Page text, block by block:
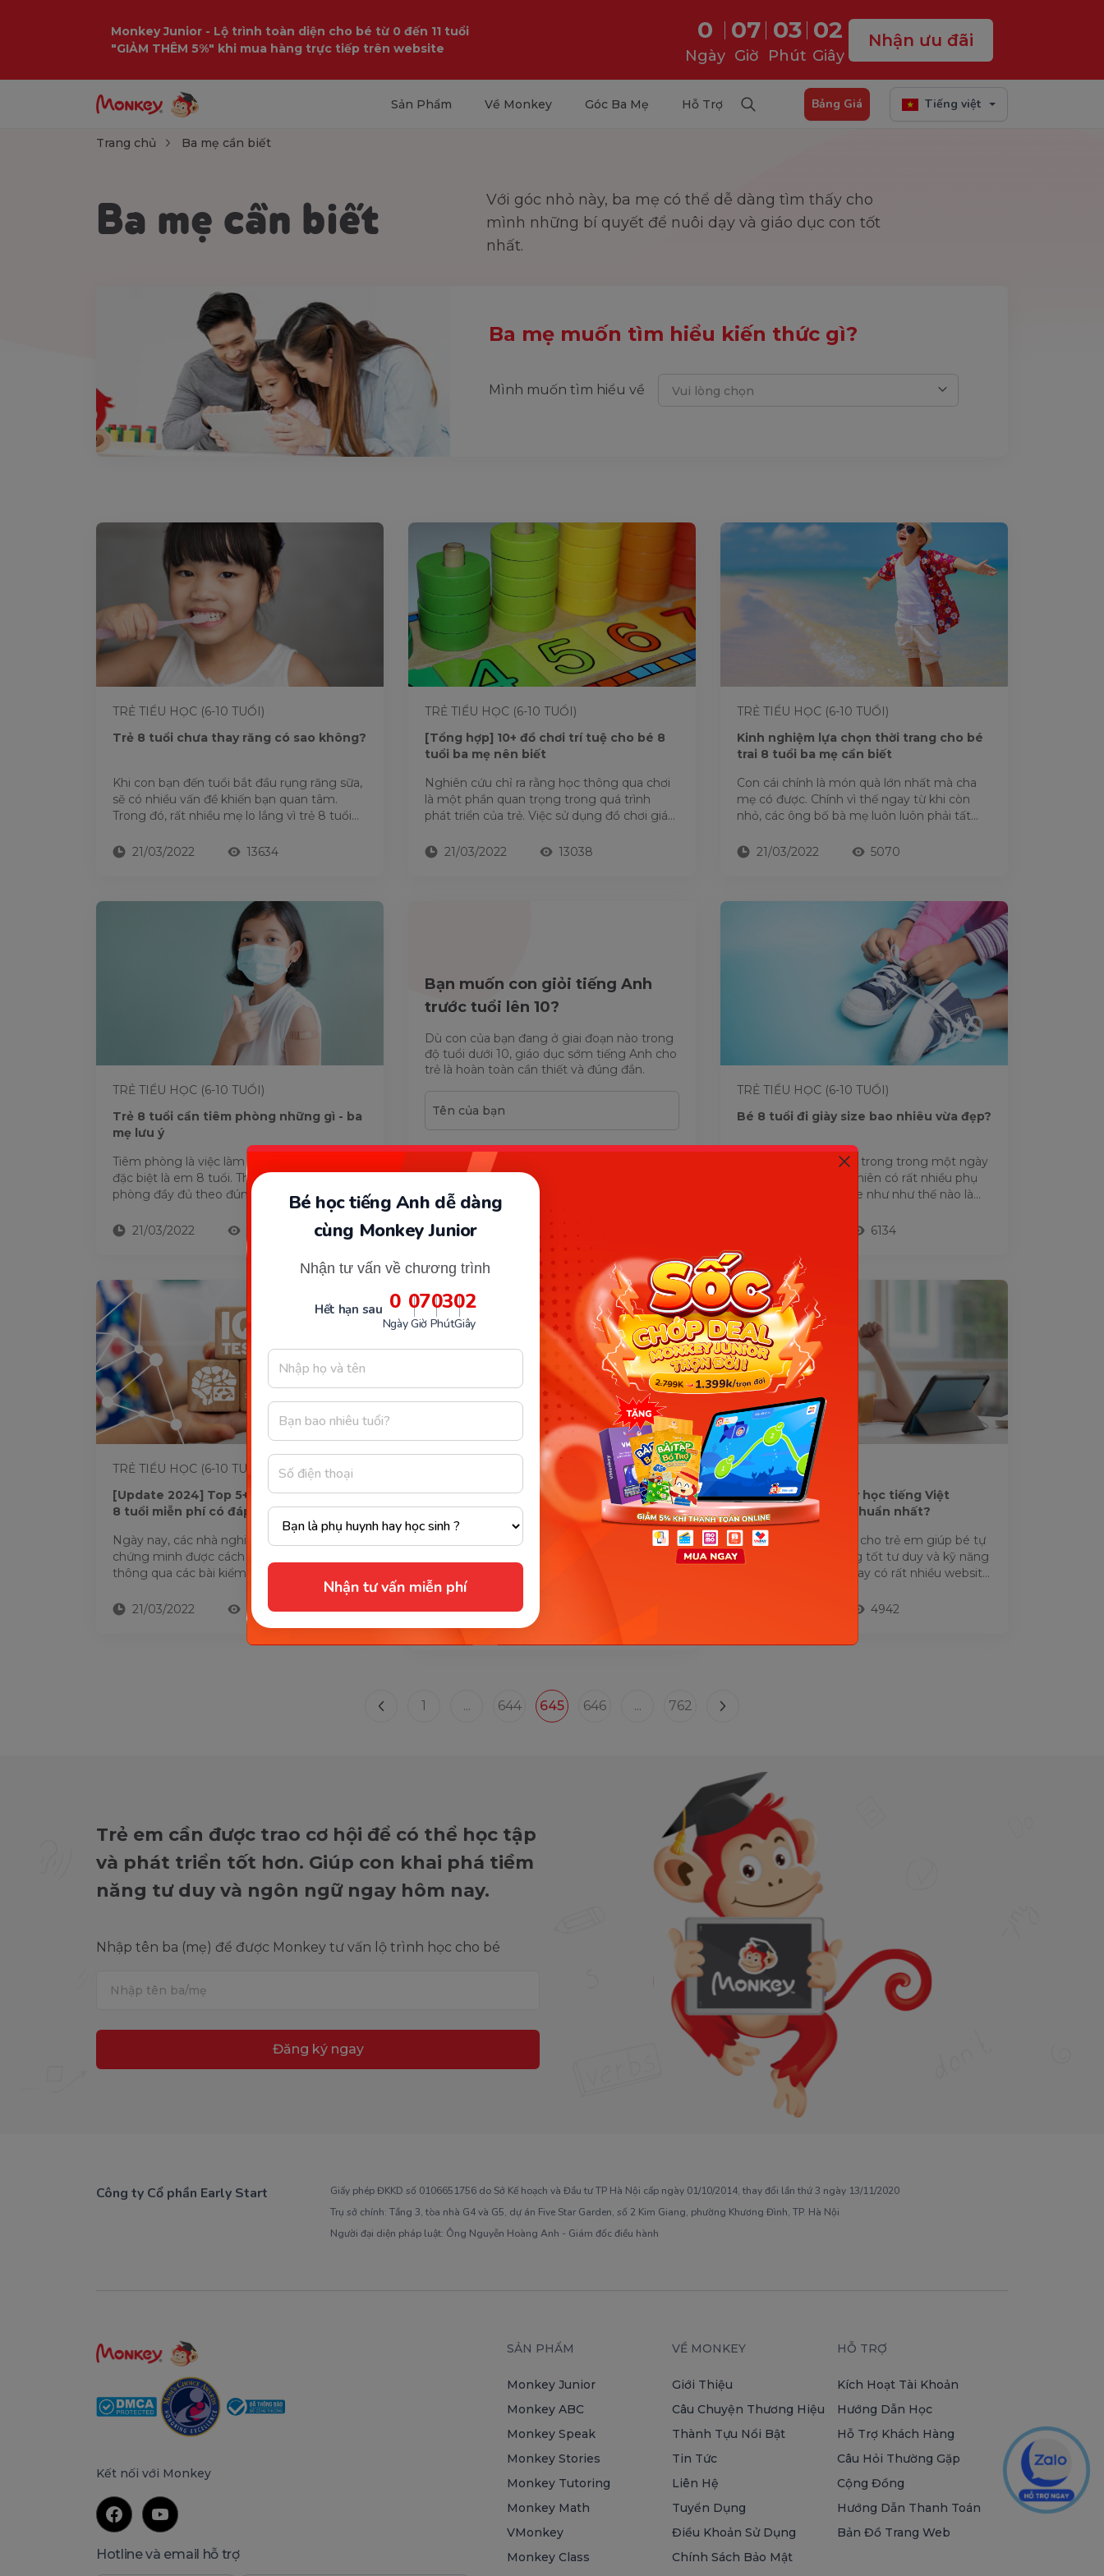
Monkey Junior - Lộ trình toàn diện cho bé từ 0 đến 11 tuổi
"GIẢM THÊM 5%" khi mua hàng trực tiếp trên website
0
Ngày
07
Giờ
03
Phút
01
Giây
Nhận ưu đãi
Sản Phẩm Về Monkey Góc Ba Mẹ Hỗ Trợ Bảng Giá Tiếng việt
Bé học tiếng Anh dễ dàng
cùng Monkey Junior
Nhận tư vấn về chương trình
Hết hạn sau 0
Ngày
07
Giờ
03
Phút
01
Giây
Nhận tư vấn miễn phí
Trang chủ Ba mẹ cần biết
Ba mẹ cần biết
Với góc nhỏ này, ba mẹ có thể dễ dàng tìm thấy cho
mình những bí quyết để nuôi dạy và giáo dục con tốt
nhất.
Ba mẹ muốn tìm hiểu kiến thức gì?
Mình muốn tìm hiểu về Vui lòng chọn
TRẺ TIỂU HỌC (6-10 TUỔI)
Trẻ 8 tuổi chưa thay răng có sao không?
Khi con bạn đến tuổi bắt đầu rụng răng sữa,
sẽ có nhiều vấn đề khiến bạn quan tâm.
Trong đó, rất nhiều mẹ lo lắng vì trẻ 8 tuổi
21/03/2022
13634
TRẺ TIỂU HỌC (6-10 TUỔI)
[Tổng hợp] 10+ đồ chơi trí tuệ cho bé 8
tuổi ba mẹ nên biết
Nghiên cứu chỉ ra rằng học thông qua chơi
là một phần quan trọng trong quá trình
phát triển của trẻ. Việc sử dụng đồ chơi giáo
21/03/2022
13038
TRẺ TIỂU HỌC (6-10 TUỔI)
Kinh nghiệm lựa chọn thời trang cho bé
trai 8 tuổi ba mẹ cần biết
Con cái chính là món quà lớn nhất mà cha
mẹ có được. Chính vì thế ngay từ khi còn
nhỏ, các ông bố bà mẹ luôn luôn phải tất
21/03/2022
5070
TRẺ TIỂU HỌC (6-10 TUỔI)
Trẻ 8 tuổi cần tiêm phòng những gì - ba
mẹ lưu ý
Tiêm phòng là việc làm cần thiết cho trẻ em,
đặc biệt là em 8 tuổi. Theo đó, trẻ được tiêm
phòng đầy đủ theo đúng lịch sẽ có cơ thể
21/03/2022
Bạn muốn con giỏi tiếng Anh
trước tuổi lên 10?
Dù con của bạn đang ở giai đoạn nào trong
độ tuổi dưới 10, giáo dục sớm tiếng Anh cho
trẻ là hoàn toàn cần thiết và đúng đắn.
Nhận Tư Vấn Miễn Phí
TRẺ TIỂU HỌC (6-10 TUỔI)
Bé 8 tuổi đi giày size bao nhiêu vừa đẹp?
Giày là đồ dùng quan trong trong một ngày
dài của trẻ nhỏ, tuy nhiên có rất nhiều phụ
huynh không biết size như như thế nào là
6134
TRẺ TIỂU HỌC (6-10 TUỔI)
[Update 2024] Top 5+ bài test IQ cho trẻ
8 tuổi miễn phí có đáp án
Ngày nay, các nhà nghiên cứu tâm lý đã
chứng minh được cách đo lường IQ của trẻ
thông qua các bài kiểm tra. Việc đo lường
21/03/2022
10022
Hướng dẫn cách dạy toán lớp 1 nâng cao
online giúp bé chinh phục mọi bài toán
dễ dàng hơn
những cải cách đổi mới có nhiều sự khác
biệt so với chương trình học của thời cha
mẹ. Vậy nên, việc cho...
21/03/2022
HỌC TIẾNG VIỆT
Làm thế nào để dạy học tiếng Việt
online cho trẻ em chuẩn nhất?
Học tiếng Việt online cho trẻ em giúp bé tự
tin giao tiếp, xây dựng tốt tư duy và kỹ năng
tự học. Nhưng hiện nay có rất nhiều website
4942
1 ... 644 645 646 ... 762
Trẻ em cần được trao cơ hội để có thể học tập
và phát triển tốt hơn. Giúp con khai phá tiềm
năng tư duy và ngôn ngữ ngay hôm nay.
Nhập tên ba (mẹ) để được Monkey tư vấn lộ trình học cho bé
Đăng ký ngay
Công ty Cổ phần Early Start
Giấy phép ĐKKD số 0106651756 do Sở Kế hoạch và Đầu tư TP Hà Nội cấp ngày 01/10/2014, thay đổi lần thứ 3 ngày 13/11/2020
Trụ sở chính: Tầng 3, tòa nhà G4 và G5, dự án Five Star Garden, số 2 Kim Giang, phường Khương Đình, TP. Hà Nội
Người đại diện pháp luật: Ông Nguyễn Hoàng Anh - Giám đốc điều hành
Kết nối với Monkey
Hotline và email hỗ trợ
SẢN PHẨM
Monkey Junior
Monkey ABC
Monkey Speak
Monkey Stories
Monkey Tutoring
Monkey Math
VMonkey
Monkey Class
VỀ MONKEY
Giới Thiệu
Câu Chuyện Thương Hiệu
Thành Tựu Nổi Bật
Tin Tức
Liên Hệ
Tuyển Dụng
Điều Khoản Sử Dụng
Chính Sách Bảo Mật
HỖ TRỢ
Kích Hoạt Tài Khoản
Hướng Dẫn Học
Hỗ Trợ Khách Hàng
Câu Hỏi Thường Gặp
Cộng Đồng
Hướng Dẫn Thanh Toán
Bản Đồ Trang Web